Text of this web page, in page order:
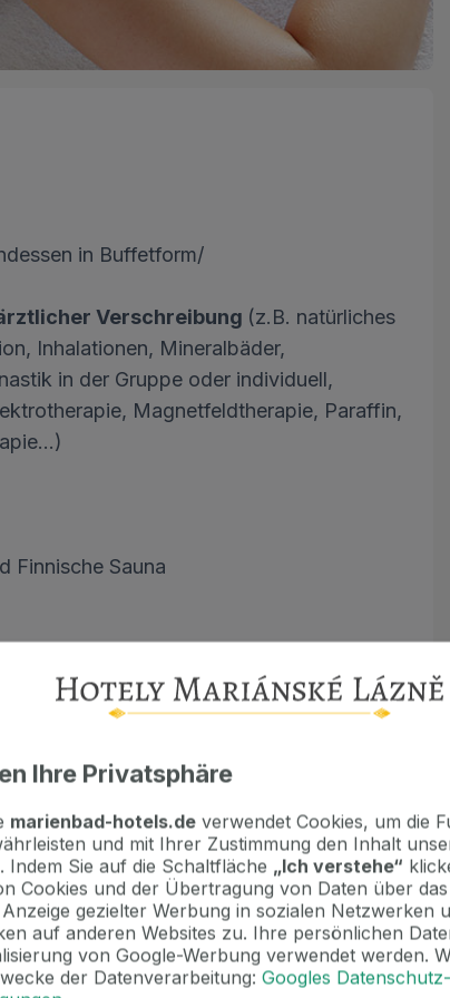
in Buffetform/
Verschreibung (z.B. natürliches
Inhalationen, Mineralbäder,
in der Gruppe oder individuell,
Magnetfeldtherapie, Paraffin,
Finnische Sauna
Kulturprogramme
erforderlich/ 10 € / Nacht
30 € / Aufenthalt
Stockwerks 5 € / Person / Nacht
Person
Ihre Privatsphäre
marienbad-hotels.de verwendet Cookies, um die
und mit Ihrer Zustimmung den Inhalt
Indem Sie auf die Schaltfläche „Ich verstehe“
Cookies und der Übertragung von Daten über
gezielter Werbung in sozialen Netzwerken
auf anderen Websites zu. Ihre persönlichen
von Google-Werbung verwendet werden.
der Datenverarbeitung: Googles